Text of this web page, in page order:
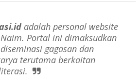
adalah personal website
Portal ini dimaksudkan
gagasan dan
terutama berkaitan